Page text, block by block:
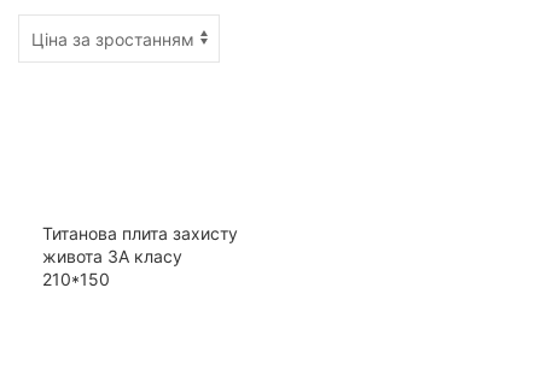
Титанова плита захисту
живота 3А класу
210*150